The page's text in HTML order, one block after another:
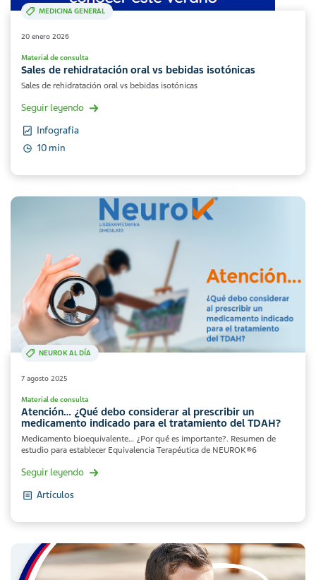
MEDICINA GENERAL
20 enero 2026
Material de consulta
Sales de rehidratación oral vs bebidas isotónicas
Sales de rehidratación oral vs bebidas isotónicas
Seguir leyendo
Infografía
10 min
NEUROK AL DÍA
7 agosto 2025
Material de consulta
Atención… ¿Qué debo considerar al prescribir un
medicamento indicado para el tratamiento del TDAH?
Medicamento bioequivalente… ¿Por qué es importante?. Resumen de
estudio para establecer Equivalencia Terapéutica de NEUROK®6
Seguir leyendo
Artículos